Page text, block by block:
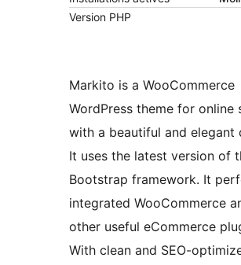
Version PHP
Markito is a WooCommerce
WordPress theme for online
with a beautiful and elegant
It uses the latest version of
Bootstrap framework. It
integrated WooCommerce
other useful eCommerce
With clean and SEO-